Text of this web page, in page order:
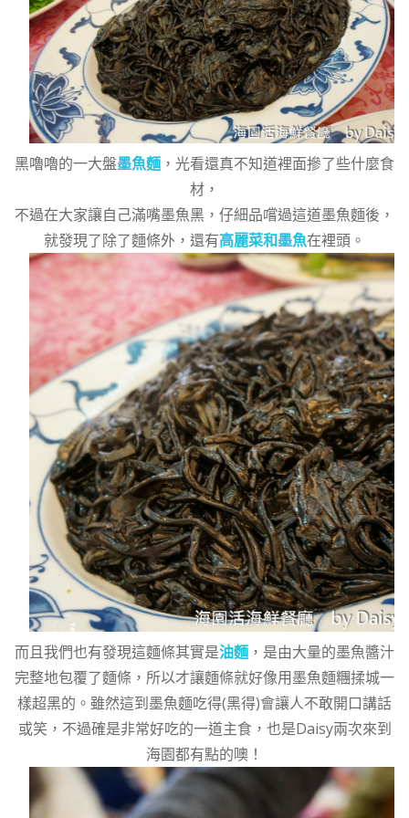
黑嚕嚕的一大盤墨魚麵 ，光看還真不知道裡面摻了些什麼食
材，
不過在大家讓自己滿嘴墨魚黑，仔細品嚐過這道墨魚麵後，
就發現了除了麵條外，還有高麗菜和墨魚在裡頭。
而且我們也有發現這麵條其實是油麵 ，是由大量的墨魚醬汁
完整地包覆了麵條，所以才讓麵條就好像用墨魚麵糰揉城一
樣超黑的。雖然這到墨魚麵吃得(黑得)會讓人不敢開口講話
或笑，不過確是非常好吃的一道主食，也是Daisy兩次來到
海園都有點的噢！